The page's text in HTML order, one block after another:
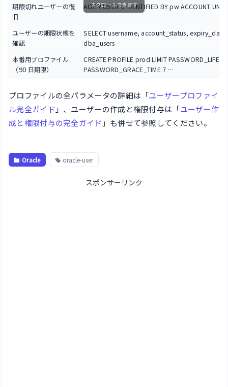
期限切れユーザーの復
旧
ALTER USER u IDENTIFIED BY pw ACCOUNT
ユーザーの期限状態を
確認
SELECT username, account_status, expiry_date
dba_users
本番用プロファイル
（90 日期限）
CREATE PROFILE prod LIMIT
PASSWORD_GRACE_TIME 7 …
スクロールできます
プロファイルの全パラメータの詳細は「ユーザープロファイ
ル完全ガイド 」、ユーザーの作成と権限付与は「ユーザー作
成と権限付与の完全ガイド 」も併せて参照してください。
Oracle oracle-user
スポンサーリンク